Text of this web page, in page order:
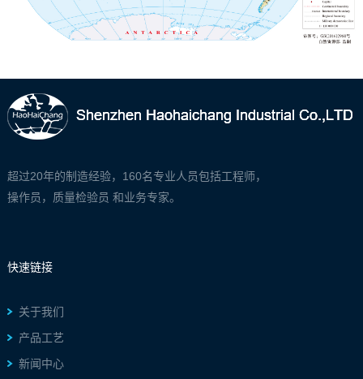
超过20年的制造经验，160名专业人员包括工程师，
操作员，质量检验员 和业务专家。
快速链接
关于我们
产品工艺
新闻中心